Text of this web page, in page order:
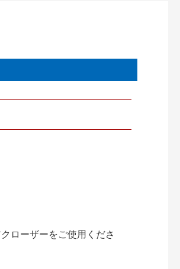
ローザーをご使用くださ